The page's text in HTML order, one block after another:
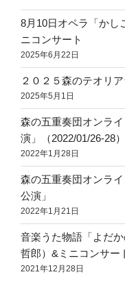
シ
ョ
ン
8月10日オペラ「かし
ニコンサート
2025年6月22日
２０２５森のテオリ
2025年5月1日
森の五重奏団オンラ
演」（2022/01/26-28）
2022年1月28日
森の五重奏団オンラ
公演」
2022年1月21日
音楽うた物語「よだ
哲郎）&ミニコンサー
2021年12月28日